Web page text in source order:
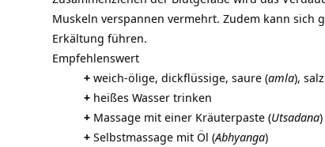
Muskeln verspannen vermehrt. Zudem kann sich
Erkältung führen.
Empfehlenswert
+ weich-ölige, dickflüssige, saure (amla),
+ heißes Wasser trinken
+ Massage mit einer Kräuterpaste (Utsadana)
+ Selbstmassage mit Öl (Abhyanga)